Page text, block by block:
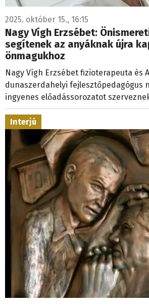
2025. október 15., 16:15
Nagy Vígh Erzsébet:
segítenek az anyáknak újra
önmagukhoz
Nagy Vígh Erzsébet fizioterapeuta és
dunaszerdahelyi fejlesztőpedagógus
ingyenes előadássorozatot
Interjú